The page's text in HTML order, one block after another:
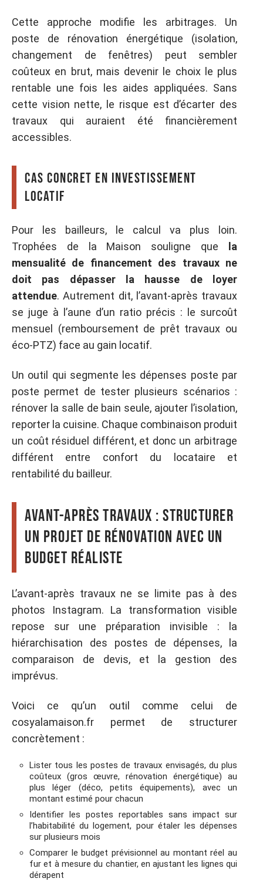
Cette approche modifie les arbitrages. Un
poste de rénovation énergétique (isolation,
changement de fenêtres) peut sembler
coûteux en brut, mais devenir le choix le plus
rentable une fois les aides appliquées. Sans
cette vision nette, le risque est d’écarter des
travaux qui auraient été financièrement
accessibles.
Cas concret en investissement
locatif
Pour les bailleurs, le calcul va plus loin.
Trophées de la Maison souligne que
la
mensualité de financement des travaux ne
doit pas dépasser la hausse de loyer
attendue. Autrement dit, l’avant-après travaux
se juge à l’aune d’un ratio précis : le surcoût
mensuel (remboursement de prêt travaux ou
éco-PTZ) face au gain locatif.
Un outil qui segmente les dépenses poste par
poste permet de tester plusieurs scénarios :
rénover la salle de bain seule, ajouter l’isolation,
reporter la cuisine. Chaque combinaison produit
un coût résiduel différent, et donc un arbitrage
différent entre confort du locataire et
rentabilité du bailleur.
Avant-après travaux : structurer
un projet de rénovation avec un
budget réaliste
L’avant-après travaux ne se limite pas à des
photos Instagram. La transformation visible
repose sur une préparation invisible : la
hiérarchisation des postes de dépenses, la
comparaison de devis, et la gestion des
imprévus.
Voici ce qu’un outil comme celui de
cosyalamaison.fr permet de structurer
concrètement :
Lister tous les postes de travaux envisagés, du plus
coûteux (gros œuvre, rénovation énergétique) au
plus léger (déco, petits équipements), avec un
montant estimé pour chacun
Identifier les postes reportables sans impact sur
l’habitabilité du logement, pour étaler les dépenses
sur plusieurs mois
Comparer le budget prévisionnel au montant réel au
fur et à mesure du chantier, en ajustant les lignes qui
dérapent